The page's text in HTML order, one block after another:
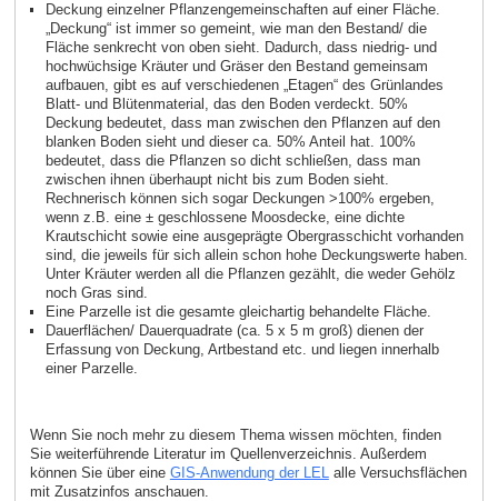
Deckung einzelner Pflanzengemeinschaften auf einer Fläche.
„Deckung“ ist immer so gemeint, wie man den Bestand/ die
Fläche senkrecht von oben sieht. Dadurch, dass niedrig- und
hochwüchsige Kräuter und Gräser den Bestand gemeinsam
aufbauen, gibt es auf verschiedenen „Etagen“ des Grünlandes
Blatt- und Blütenmaterial, das den Boden verdeckt. 50%
Deckung bedeutet, dass man zwischen den Pflanzen auf den
blanken Boden sieht und dieser ca. 50% Anteil hat. 100%
bedeutet, dass die Pflanzen so dicht schließen, dass man
zwischen ihnen überhaupt nicht bis zum Boden sieht.
Rechnerisch können sich sogar Deckungen >100% ergeben,
wenn z.B. eine ± geschlossene Moosdecke, eine dichte
Krautschicht sowie eine ausgeprägte Obergrasschicht vorhanden
sind, die jeweils für sich allein schon hohe Deckungswerte haben.
Unter Kräuter werden all die Pflanzen gezählt, die weder Gehölz
noch Gras sind.
Eine Parzelle ist die gesamte gleichartig behandelte Fläche.
Dauerflächen/ Dauerquadrate (ca. 5 x 5 m groß) dienen der
Erfassung von Deckung, Artbestand etc. und liegen innerhalb
einer Parzelle.
Wenn Sie noch mehr zu diesem Thema wissen möchten, finden
Sie weiterführende Literatur im Quellenverzeichnis. Außerdem
können Sie über eine GIS‑Anwendung der LEL
alle Versuchsflächen
mit Zusatzinfos anschauen.